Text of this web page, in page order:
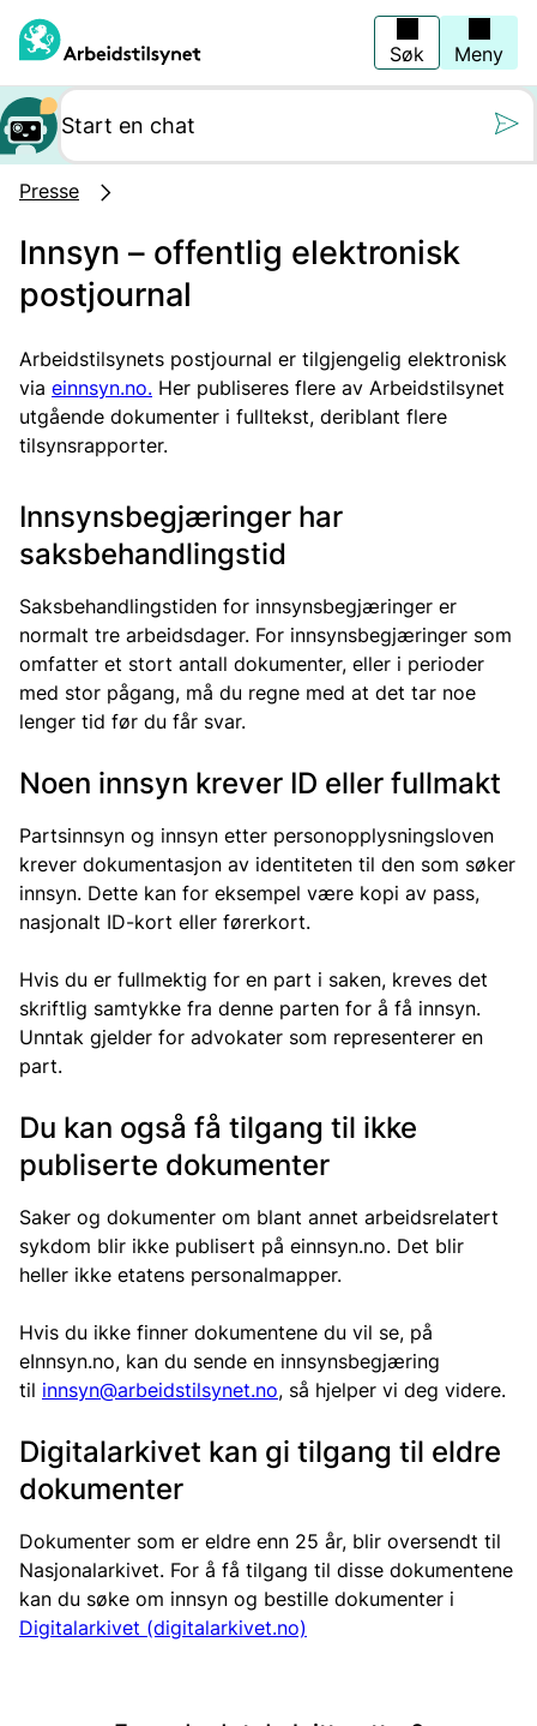
hovedinnhold
Søk Meny
Presse
Innsyn – offentlig elektronisk
postjournal
Arbeidstilsynets postjournal er tilgjengelig elektronisk
via einnsyn.no. Her publiseres flere av Arbeidstilsynet
utgående dokumenter i fulltekst, deriblant flere
tilsynsrapporter.
Innsynsbegjæringer har
saksbehandlingstid
Saksbehandlingstiden for innsynsbegjæringer er
normalt tre arbeidsdager. For innsynsbegjæringer som
omfatter et stort antall dokumenter, eller i perioder
med stor pågang, må du regne med at det tar noe
lenger tid før du får svar.
Noen innsyn krever ID eller fullmakt
Partsinnsyn og innsyn etter personopplysningsloven
krever dokumentasjon av identiteten til den som søker
innsyn. Dette kan for eksempel være kopi av pass,
nasjonalt ID-kort eller førerkort.
Hvis du er fullmektig for en part i saken, kreves det
skriftlig samtykke fra denne parten for å få innsyn.
Unntak gjelder for advokater som representerer en
part.
Du kan også få tilgang til ikke
publiserte dokumenter
Saker og dokumenter om blant annet arbeidsrelatert
sykdom blir ikke publisert på einnsyn.no. Det blir
heller ikke etatens personalmapper.
Hvis du ikke finner dokumentene du vil se, på
eInnsyn.no, kan du sende en innsynsbegjæring
til innsyn@arbeidstilsynet.no, så hjelper vi deg videre.
Digitalarkivet kan gi tilgang til eldre
dokumenter
Dokumenter som er eldre enn 25 år, blir oversendt til
Nasjonalarkivet. For å få tilgang til disse dokumentene
kan du søke om innsyn og bestille dokumenter i
Digitalarkivet (digitalarkivet.no)